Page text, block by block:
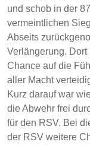
und schob in der
vermeintlichen
Abseits
Verlängerung.
Chance auf die
aller Macht
Kurz darauf war
die Abwehr frei
für den RSV. Bei
der RSV weitere